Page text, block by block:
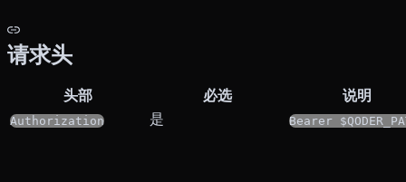
请求头
头部 必选 说明
Authorization 是 Bearer